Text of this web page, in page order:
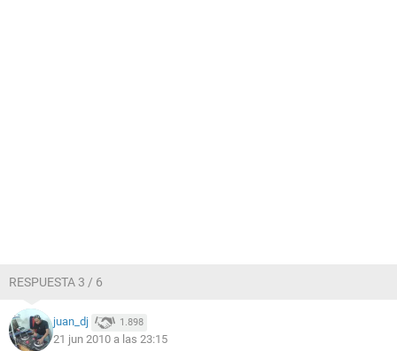
RESPUESTA 3 / 6
juan_dj 1.898
21 jun 2010 a las 23:15